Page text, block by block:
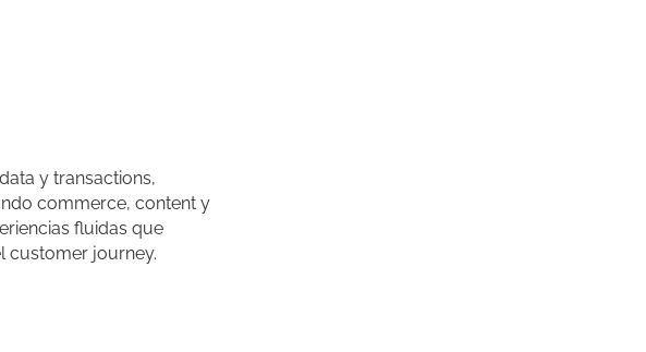
y transactions,
commerce, content y
fluidas que
customer journey.